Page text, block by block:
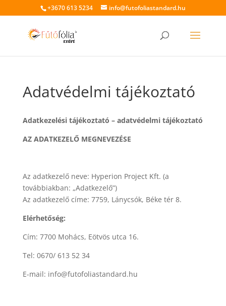
+3670 613 5234 info@futofoliastandard.hu
Adatvédelmi tájékoztató
Adatkezelési tájékoztató – adatvédelmi tájékoztató
AZ ADATKEZELŐ MEGNEVEZÉSE
Az adatkezelő neve: Hyperion Project Kft. (a
továbbiakban: „Adatkezelő”)
Az adatkezelő címe: 7759, Lánycsók, Béke tér 8.
Elérhetőség:
Cím: 7700 Mohács, Eötvös utca 16.
Tel: 0670/ 613 52 34
E-mail: info@futofoliastandard.hu